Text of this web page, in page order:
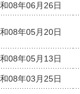
08年06月26日
08年05月20日
08年05月13日
08年03月25日